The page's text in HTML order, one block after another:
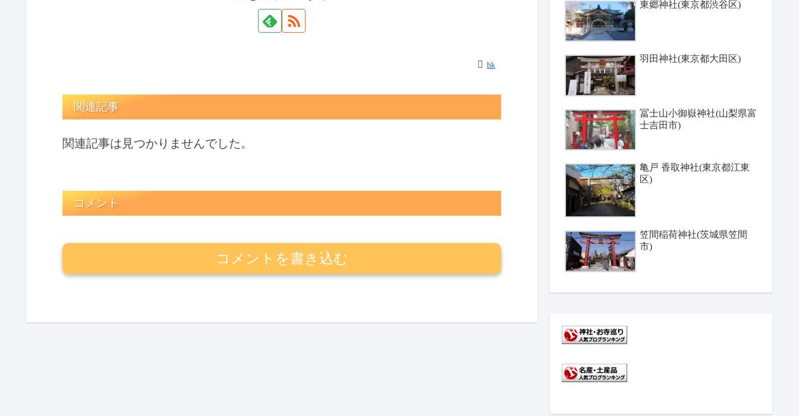
hk
関連記事
関連記事は見つかりませんでした。
コメント
コメントを書き込む
東郷神社(東京都渋谷区)
羽田神社(東京都大田区)
冨士山小御嶽神社(山梨県富
士吉田市)
亀戸 香取神社(東京都江東
区)
笠間稲荷神社(茨城県笠間
市)